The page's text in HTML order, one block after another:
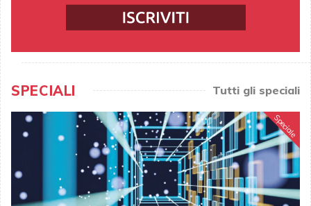
SPECIALI Tutti gli speciali
Speciale